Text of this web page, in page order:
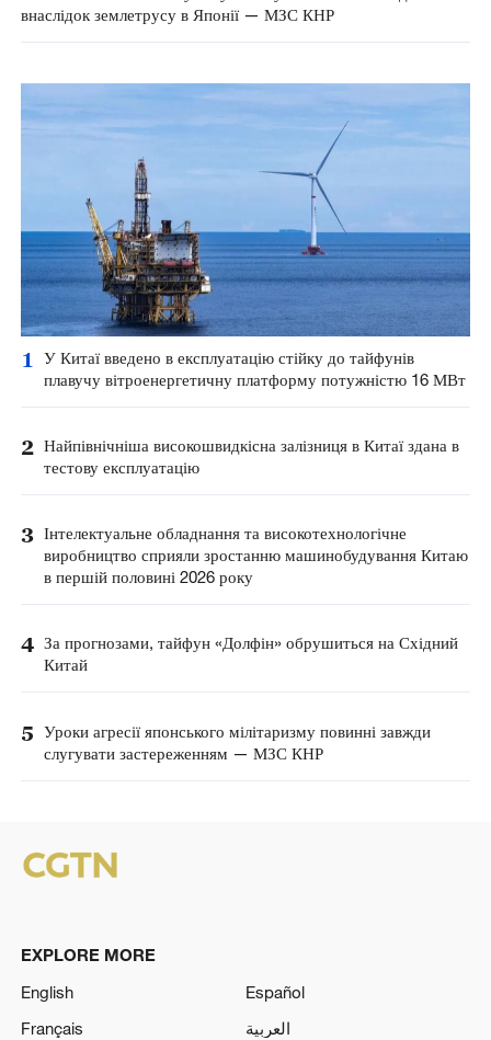
внаслідок землетрусу в Японії — МЗС КНР
1
У Китаї введено в експлуатацію стійку до тайфунів
плавучу вітроенергетичну платформу потужністю 16 МВт
2 Найпівнічніша високошвидкісна залізниця в Китаї здана в
тестову експлуатацію
3 Інтелектуальне обладнання та високотехнологічне
виробництво сприяли зростанню машинобудування Китаю
в першій половині 2026 року
4 За прогнозами, тайфун «Долфін» обрушиться на Східний
Китай
5 Уроки агресії японського мілітаризму повинні завжди
слугувати застереженням — МЗС КНР
EXPLORE MORE
English
Español
Français
العربية